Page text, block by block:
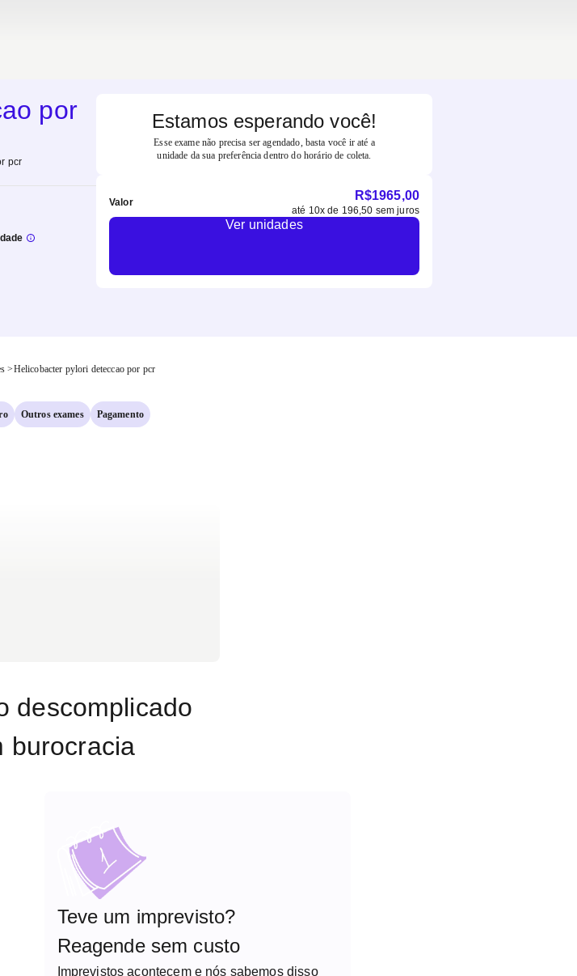
por
pcr
Estamos esperando você!
Esse exame não precisa ser agendado, basta você ir até a
unidade da sua preferência dentro do horário de coleta.
Valor R$1965,00
até 10x de 196,50 sem juros
Ver unidades
>Helicobacter pylori deteccao por pcr
Outros exames Pagamento
descomplicado
burocracia
Teve um imprevisto?
Reagende sem custo
Imprevistos acontecem e nós sabemos disso